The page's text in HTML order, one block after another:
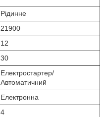
Рідинне
21900
12
30
Електростартер/
Автоматичний
Електронна
4